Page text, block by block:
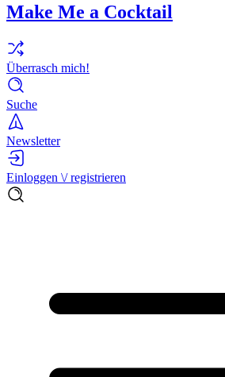
Make Me a Cocktail
Überrasch mich!
Suche
Newsletter
Einloggen \/ registrieren